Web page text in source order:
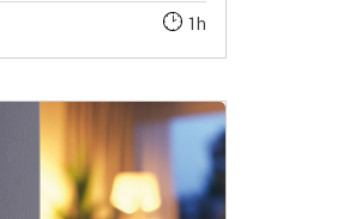
1h